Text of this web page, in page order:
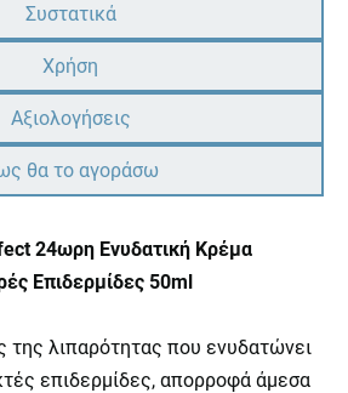
Συστατικά
Χρήση
Αξιολογήσεις
θα το αγοράσω
24ωρη Ενυδατική Κρέμα
Επιδερμίδες 50ml
λιπαρότητας που ενυδατώνει
επιδερμίδες, απορροφά άμεσα